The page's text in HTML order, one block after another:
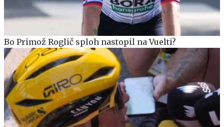
Bo Primož Roglič sploh nastopil na Vuelti?